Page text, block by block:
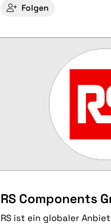
Folgen
RS Components
RS ist ein globaler